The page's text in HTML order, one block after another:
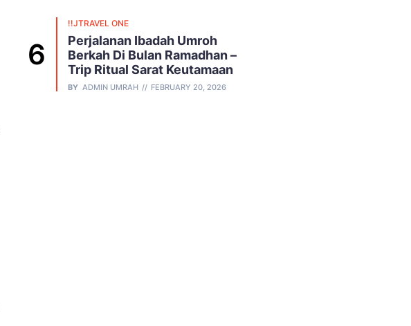
!!JTRAVEL ONE
Perjalanan Ibadah Umroh
Berkah Di Bulan Ramadhan –
Trip Ritual Sarat Keutamaan
BY ADMIN UMRAH FEBRUARY 20, 2026